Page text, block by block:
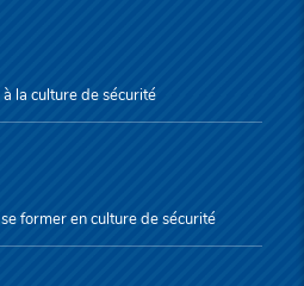
la culture de sécurité
former en culture de sécurité